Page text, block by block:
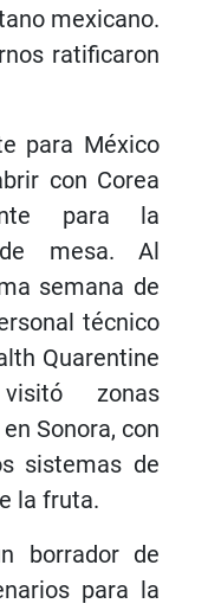
mexicano.
ratificaron
para México
con Corea
para la
mesa. Al
semana de
técnico
Quarentine
zonas
Sonora, con
sistemas de
la fruta.
borrador de
para la